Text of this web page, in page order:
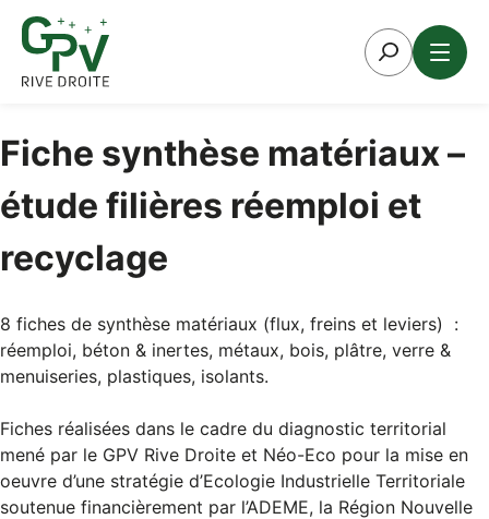
Aller
Fiche synthèse matériaux –
étude filières réemploi et
recyclage
8 fiches de synthèse matériaux (flux, freins et leviers) :
réemploi, béton & inertes, métaux, bois, plâtre, verre &
menuiseries, plastiques, isolants.
Fiches réalisées dans le cadre du diagnostic territorial
mené par le GPV Rive Droite et Néo-Eco pour la mise en
oeuvre d’une stratégie d’Ecologie Industrielle Territoriale
soutenue financièrement par l’ADEME, la Région Nouvelle